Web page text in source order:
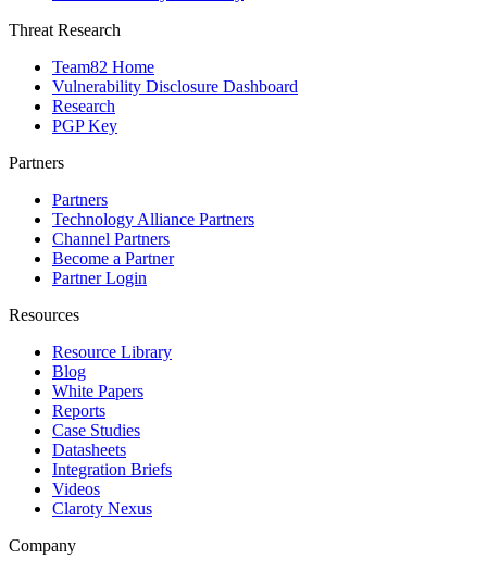
Threat Research
Team82 Home
Vulnerability Disclosure Dashboard
Research
PGP Key
Partners
Partners
Technology Alliance Partners
Channel Partners
Become a Partner
Partner Login
Resources
Resource Library
Blog
White Papers
Reports
Case Studies
Datasheets
Integration Briefs
Videos
Claroty Nexus
Company